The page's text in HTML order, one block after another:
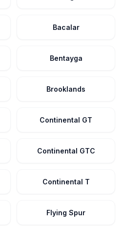
Bacalar
Bentayga
Brooklands
Continental GT
Continental GTC
Continental T
Flying Spur